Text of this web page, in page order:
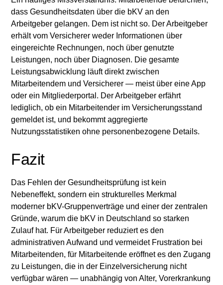
dass Gesundheitsdaten über die bKV an den
Arbeitgeber gelangen. Dem ist nicht so. Der Arbeitgeber
erhält vom Versicherer weder Informationen über
eingereichte Rechnungen, noch über genutzte
Leistungen, noch über Diagnosen. Die gesamte
Leistungsabwicklung läuft direkt zwischen
Mitarbeitendem und Versicherer — meist über eine App
oder ein Mitgliederportal. Der Arbeitgeber erfährt
lediglich, ob ein Mitarbeitender im Versicherungsstand
gemeldet ist, und bekommt aggregierte
Nutzungsstatistiken ohne personenbezogene Details.
Fazit
Das Fehlen der Gesundheitsprüfung ist kein
Nebeneffekt, sondern ein strukturelles Merkmal
moderner bKV-Gruppenverträge und einer der zentralen
Gründe, warum die bKV in Deutschland so starken
Zulauf hat. Für Arbeitgeber reduziert es den
administrativen Aufwand und vermeidet Frustration bei
Mitarbeitenden, für Mitarbeitende eröffnet es den Zugang
zu Leistungen, die in der Einzelversicherung nicht
verfügbar wären — unabhängig von Alter, Vorerkrankung